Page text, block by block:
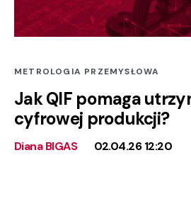
METROLOGIA PRZEMYSŁOWA
Jak QIF pomaga
cyfrowej produkcji?
Diana BIGAS 02.04.26 12:20